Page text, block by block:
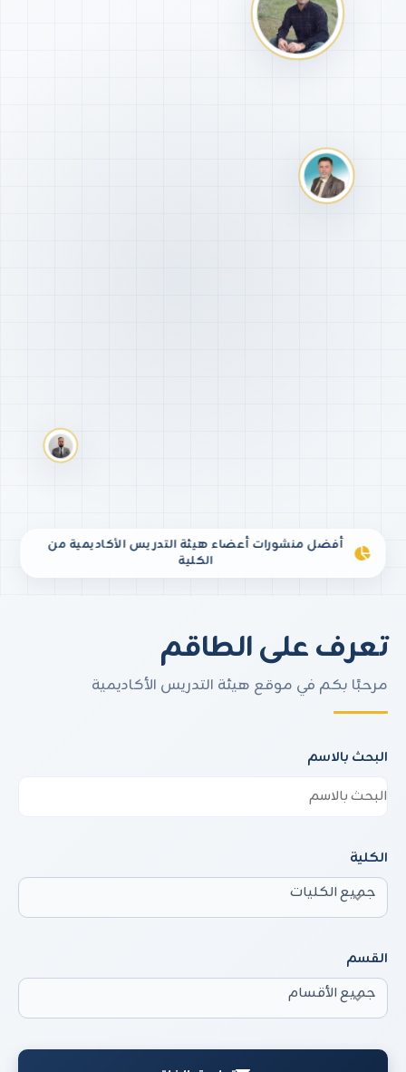
تعرف على الطاقم
مرحبًا بكم في موقع هيئة التدريس الأكاديمية
البحث بالاسم
الكلية
جميع الكليات
القسم
جميع الأقسام
أفضل منشورات أعضاء هيئة التدريس الأكاديمية من
الكلية